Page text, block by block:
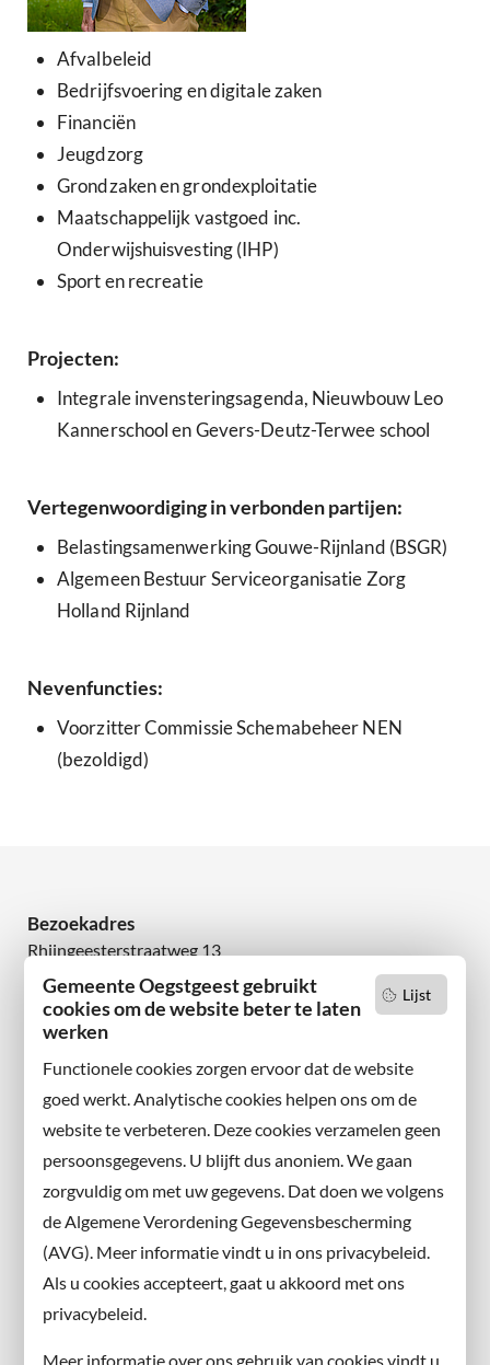
Lijst
Gemeente Oegstgeest gebruikt
cookies om de website beter te laten
werken
Functionele cookies zorgen ervoor dat de website
goed werkt. Analytische cookies helpen ons om de
website te verbeteren. Deze cookies verzamelen geen
persoonsgegevens. U blijft dus anoniem. We gaan
zorgvuldig om met uw gegevens. Dat doen we volgens
de Algemene Verordening Gegevensbescherming
(AVG). Meer informatie vindt u in ons privacybeleid.
Als u cookies accepteert, gaat u akkoord met ons
privacybeleid.
Meer informatie over ons gebruik van cookies vindt u
Afvalbeleid
Bedrijfsvoering en digitale zaken
Financiën
Jeugdzorg
Grondzaken en grondexploitatie
Maatschappelijk vastgoed inc.
Onderwijshuisvesting (IHP)
Sport en recreatie
Projecten:
Integrale invensteringsagenda, Nieuwbouw Leo
Kannerschool en Gevers-Deutz-Terwee school
Vertegenwoordiging in verbonden partijen:
Belastingsamenwerking Gouwe-Rijnland (BSGR)
Algemeen Bestuur Serviceorganisatie Zorg
Holland Rijnland
Nevenfuncties:
Voorzitter Commissie Schemabeheer NEN
(bezoldigd)
Bezoekadres
Rhijngeesterstraatweg 13
2342 AN Oegstgeest
Wilt u niets missen?
en volg ons ook op sociale media.
Facebook
X
Instagram
Contact met de gemeente
Contact